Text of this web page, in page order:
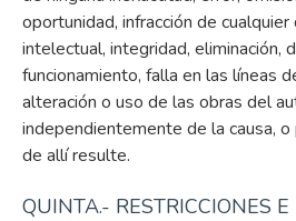
oportunidad, infracción de
intelectual, integridad, eliminación,
funcionamiento, falla en las líneas
alteración o uso de las obras del
independientemente de la causa,
de allí resulte.
QUINTA.- RESTRICCIONES E